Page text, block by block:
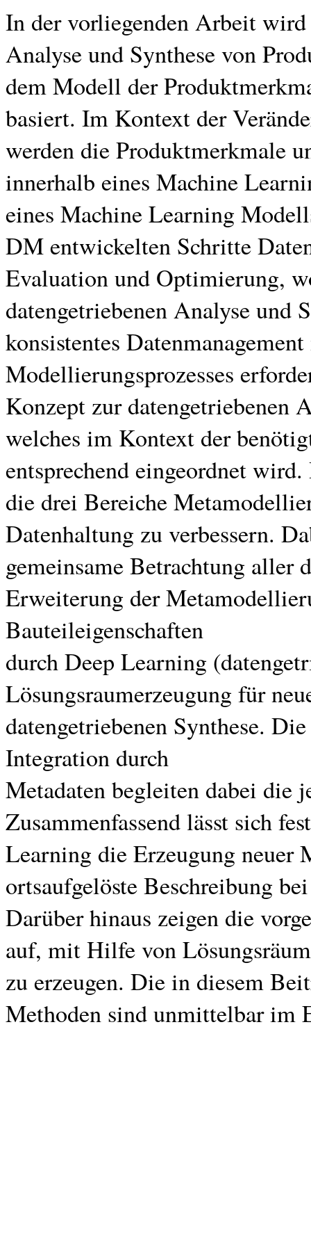
In der vorliegenden Arbeit
Analyse und Synthese von
dem Modell der
basiert. Im Kontext der
werden die Produktmerkmale
innerhalb eines Machine
eines Machine Learning
DM entwickelten Schritte
Evaluation und Optimierung,
datengetriebenen Analyse
konsistentes
Modellierungsprozesses
Konzept zur datengetriebenen
welches im Kontext der
entsprechend eingeordnet
die drei Bereiche
Datenhaltung zu verbessern.
gemeinsame Betrachtung
Erweiterung der
Bauteileigenschaften
durch Deep Learning
Lösungsraumerzeugung für
datengetriebenen Synthese.
Integration durch
Metadaten begleiten dabei die
Zusammenfassend lässt sich
Learning die Erzeugung neuer
ortsaufgelöste Beschreibung
Darüber hinaus zeigen die
auf, mit Hilfe von
zu erzeugen. Die in diesem
Methoden sind unmittelbar im